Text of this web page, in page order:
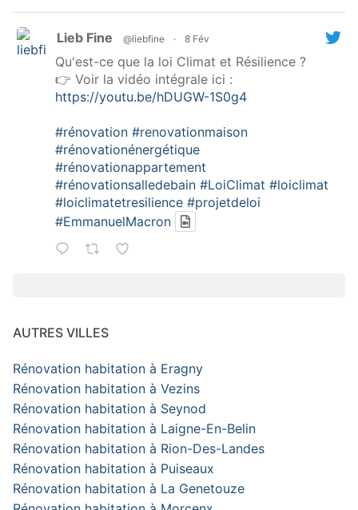
Lieb Fine @liebfine · 8 Fév
Qu'est-ce que la loi Climat et Résilience ?
👉 Voir la vidéo intégrale ici :
https://youtu.be/hDUGW-1S0g4
#rénovation #renovationmaison
#rénovationénergétique
#rénovationappartement
#rénovationsalledebain #LoiClimat #loiclimat
#loiclimatetresilience #projetdeloi
#EmmanuelMacron
AUTRES VILLES
Rénovation habitation à Eragny
Rénovation habitation à Vezins
Rénovation habitation à Seynod
Rénovation habitation à Laigne-En-Belin
Rénovation habitation à Rion-Des-Landes
Rénovation habitation à Puiseaux
Rénovation habitation à La Genetouze